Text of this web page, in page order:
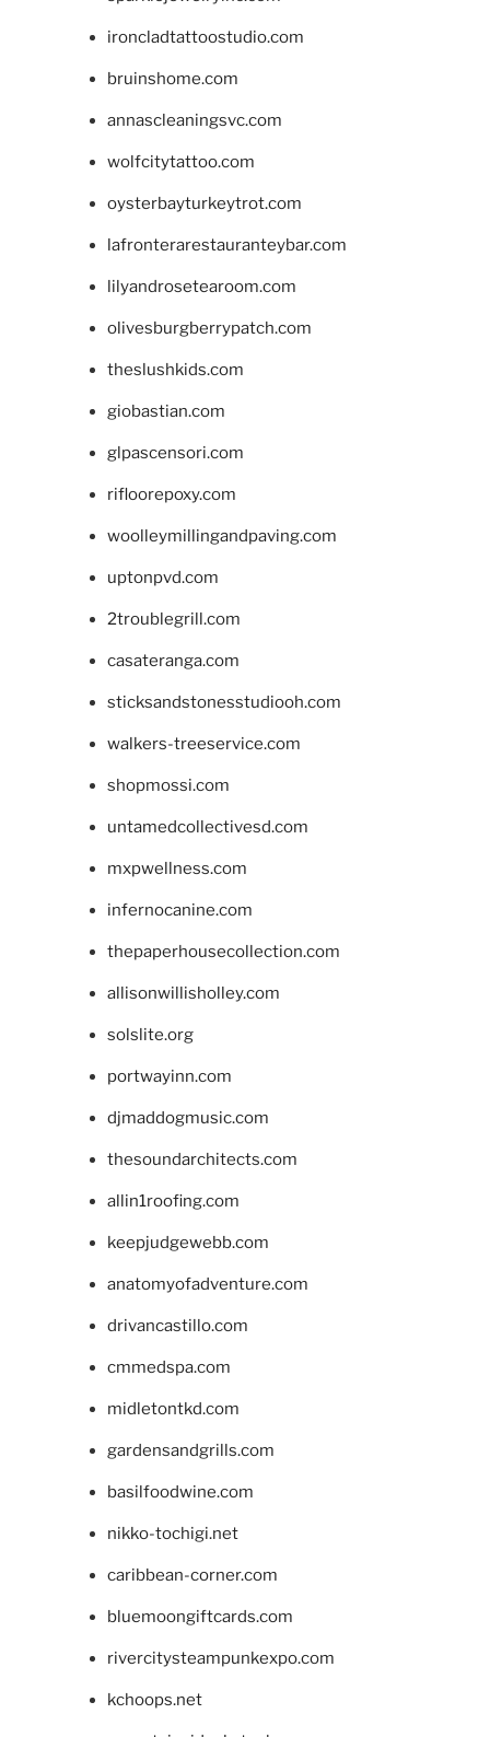
ironcladtattoostudio.com
bruinshome.com
annascleaningsvc.com
wolfcitytattoo.com
oysterbayturkeytrot.com
lafronterarestauranteybar.com
lilyandrosetearoom.com
olivesburgberrypatch.com
theslushkids.com
giobastian.com
glpascensori.com
rifloorepoxy.com
woolleymillingandpaving.com
uptonpvd.com
2troublegrill.com
casateranga.com
sticksandstonesstudiooh.com
walkers-treeservice.com
shopmossi.com
untamedcollectivesd.com
mxpwellness.com
infernocanine.com
thepaperhousecollection.com
allisonwillisholley.com
solslite.org
portwayinn.com
djmaddogmusic.com
thesoundarchitects.com
allin1roofing.com
keepjudgewebb.com
anatomyofadventure.com
drivancastillo.com
cmmedspa.com
midletontkd.com
gardensandgrills.com
basilfoodwine.com
nikko-tochigi.net
caribbean-corner.com
bluemoongiftcards.com
rivercitysteampunkexpo.com
kchoops.net